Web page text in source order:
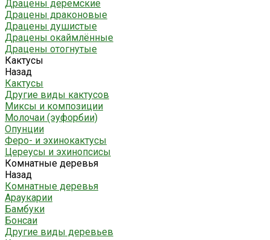
Драцены деремские
Драцены драконовые
Драцены душистые
Драцены окаймлённые
Драцены отогнутые
Кактусы
Назад
Кактусы
Другие виды кактусов
Миксы и композиции
Молочаи (эуфорбии)
Опунции
Феро- и эхинокактусы
Цереусы и эхинопсисы
Комнатные деревья
Назад
Комнатные деревья
Араукарии
Бамбуки
Бонсаи
Другие виды деревьев